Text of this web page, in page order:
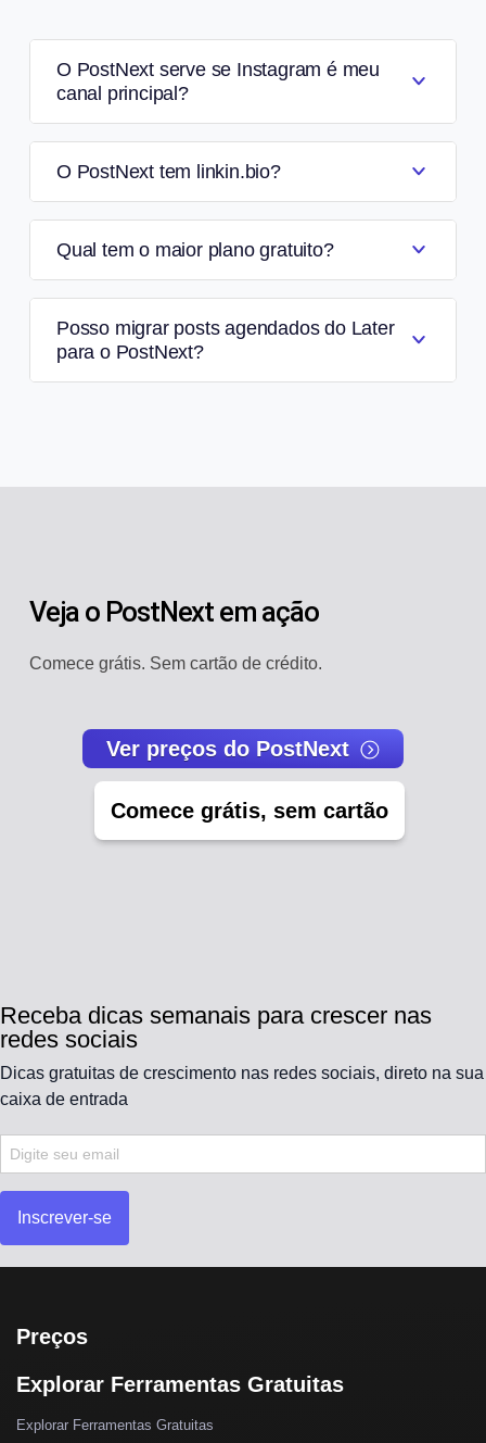
O PostNext serve se Instagram é meu
canal principal?
O PostNext tem linkin.bio?
Qual tem o maior plano gratuito?
Posso migrar posts agendados do Later
para o PostNext?
Veja o PostNext em ação
Comece grátis. Sem cartão de crédito.
Ver preços do PostNext
Comece grátis, sem cartão
Receba dicas semanais para crescer nas
redes sociais
Dicas gratuitas de crescimento nas redes sociais, direto na sua
caixa de entrada
Inscrever-se
Preços
Explorar Ferramentas Gratuitas
Explorar Ferramentas Gratuitas